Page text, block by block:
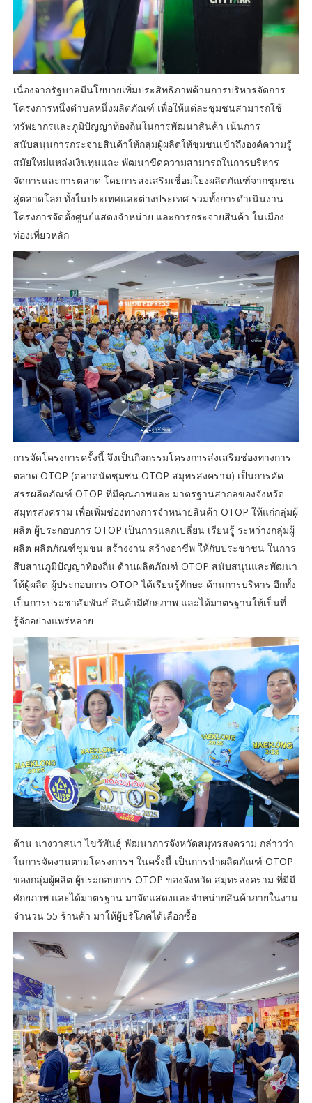
เนื่องจากรัฐบาลมีนโยบายเพิ่มประสิทธิภาพด้านการบริหารจัดการ
โครงการหนึ่งตำบลหนึ่งผลิตภัณฑ์ เพื่อให้แต่ละชุมชนสามารถใช้
ทรัพยากรและภูมิปัญญาท้องถิ่นในการพัฒนาสินค้า เน้นการ
สนับสนุนการกระจายสินค้าให้กลุ่มผู้ผลิตให้ชุมชนเข้าถึงองค์ความรู้
สมัยใหม่แหล่งเงินทุนและ พัฒนาขีดความสามารถในการบริหาร
จัดการและการตลาด โดยการส่งเสริมเชื่อมโยงผลิตภัณฑ์จากชุมชน
สู่ตลาดโลก ทั้งในประเทศและต่างประเทศ รวมทั้งการดำเนินงาน
โครงการจัดตั้งศูนย์แสดงจำหน่าย และการกระจายสินค้า ในเมือง
ท่องเที่ยวหลัก
การจัดโครงการครั้งนี้ จึงเป็นกิจกรรมโครงการส่งเสริมช่องทางการ
ตลาด OTOP (ตลาดนัดชุมชน OTOP สมุทรสงคราม) เป็นการคัด
สรรผลิตภัณฑ์ OTOP ที่มีคุณภาพและ มาตรฐานสากลของจังหวัด
สมุทรสงคราม เพื่อเพิ่มช่องทางการจำหน่ายสินค้า OTOP ให้แก่กลุ่มผู้
ผลิต ผู้ประกอบการ OTOP เป็นการแลกเปลี่ยน เรียนรู้ ระหว่างกลุ่มผู้
ผลิต ผลิตภัณฑ์ชุมชน สร้างงาน สร้างอาชีพ ให้กับประชาชน ในการ
สืบสานภูมิปัญญาท้องถิ่น ด้านผลิตภัณฑ์ OTOP สนับสนุนและพัฒนา
ให้ผู้ผลิต ผู้ประกอบการ OTOP ได้เรียนรู้ทักษะ ด้านการบริหาร อีกทั้ง
เป็นการประชาสัมพันธ์ สินค้ามีศักยภาพ และได้มาตรฐานให้เป็นที่
รู้จักอย่างแพร่หลาย
ด้าน นางวาสนา ไขว้พันธุ์ พัฒนาการจังหวัดสมุทรสงคราม กล่าวว่า
ในการจัดงานตามโครงการฯ ในครั้งนี้ เป็นการนำผลิตภัณฑ์ OTOP
ของกลุ่มผู้ผลิต ผู้ประกอบการ OTOP ของจังหวัด สมุทรสงคราม ที่มีมี
ศักยภาพ และได้มาตรฐาน มาจัดแสดงและจำหน่ายสินค้าภายในงาน
จำนวน 55 ร้านค้า มาให้ผู้บริโภคได้เลือกซื้อ